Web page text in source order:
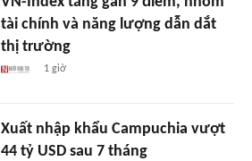
tài chính và năng lượng dẫn dắt
thị trường
1 giờ
Xuất nhập khẩu Campuchia vượt
44 tỷ USD sau 7 tháng